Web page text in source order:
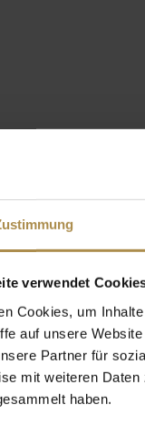
verwendet
Cookies, um
auf unsere
Partner für
mit weiteren
haben.